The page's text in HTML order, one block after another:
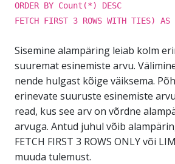
ORDER BY Count(*) DESC
FETCH FIRST 3 ROWS WITH TIES)
Sisemine alampäring leiab kolm
suuremat esinemiste arvu.
nende hulgast kõige väiksema.
erinevate suuruste esinemiste
read, kus see arv on võrdne
arvuga. Antud juhul võib
FETCH FIRST 3 ROWS ONLY või
muuda tulemust.